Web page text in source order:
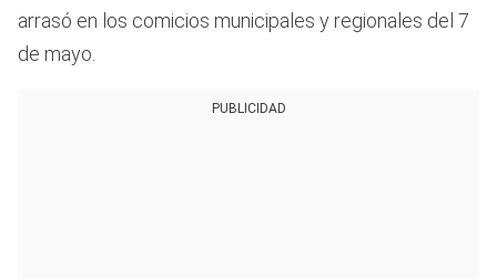
arrasó en los comicios municipales y regionales del 7
de mayo.
PUBLICIDAD